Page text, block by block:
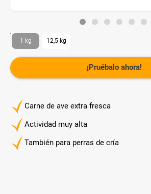
Carne de ave extra fresca
Actividad muy alta
También para perras de cría
1 kg 12,5 kg
¡Pruébalo ahora!